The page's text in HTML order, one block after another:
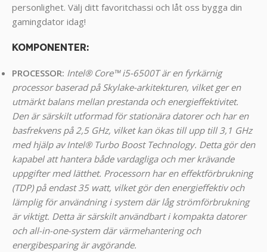
personlighet. Välj ditt favoritchassi och låt oss bygga din
gamingdator idag!
KOMPONENTER:
PROCESSOR: Intel® Core™ i5-6500T är en fyrkärnig
processor baserad på Skylake-arkitekturen, vilket ger en
utmärkt balans mellan prestanda och energieffektivitet.
Den är särskilt utformad för stationära datorer och har en
basfrekvens på 2,5 GHz, vilket kan ökas till upp till 3,1 GHz
med hjälp av Intel® Turbo Boost Technology. Detta gör den
kapabel att hantera både vardagliga och mer krävande
uppgifter med lätthet. Processorn har en effektförbrukning
(TDP) på endast 35 watt, vilket gör den energieffektiv och
lämplig för användning i system där låg strömförbrukning
är viktigt. Detta är särskilt användbart i kompakta datorer
och all-in-one-system där värmehantering och
energibesparing är avgörande.